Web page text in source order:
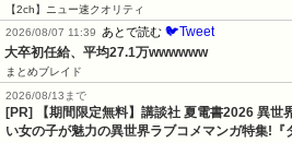
【2ch】ニュー速クオリティ
2026/08/07 11:39 あとで読む 🐦Tweet
大卒初任給、平均27.1万wwwwww
まとめブレイド
2026/08/13まで
[PR] 【期間限定無料】講談社 夏電書2026 異世
い女の子が魅力の異世界ラブコメマンガ特集!『